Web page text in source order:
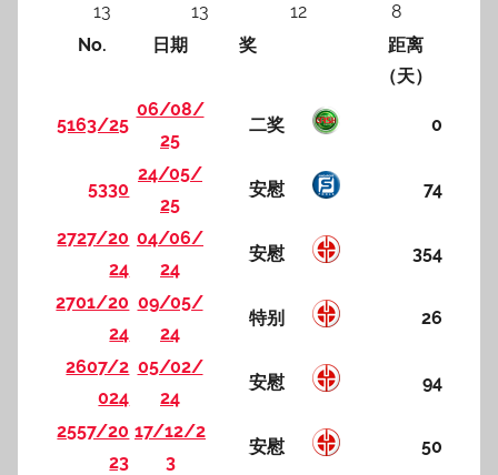
13 13 12
8
No.
日期 奖
距离
（天）
5163/25
06/08/
25
二奖 0
5330
24/05/
25
安慰 74
2727/20
24
04/06/
24
安慰 354
2701/20
24
09/05/
24
特别 26
2607/2
024
05/02/
24
安慰 94
2557/20
23
17/12/2
3
安慰 50